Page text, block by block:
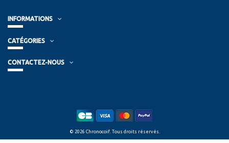
INFORMATIONS
CATÉGORIES
CONTACTEZ-NOUS
© 2026 Chronocoif. Tous droits réservés.